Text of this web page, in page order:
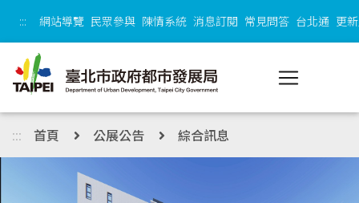
::: 網站導覽 民眾參與 陳情系統 消息訂閱 常見問答 台北通 更
::: 首頁 公展公告 綜合訊息